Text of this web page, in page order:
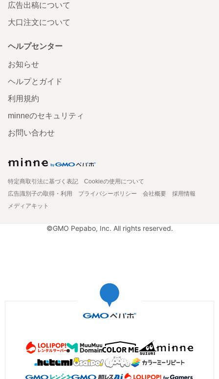
広告出稿について
大口注文について
ヘルプセンター
お知らせ
ヘルプとガイド
利用規約
minneのセキュリティ
お問い合わせ
特定商取引法に基づく表記
Cookieの使用について
広告識別子の取得・利用
プライバシーポリシー 会社概要
採用情報
メディアキット
©GMO Pepabo, Inc. All rights reserved.